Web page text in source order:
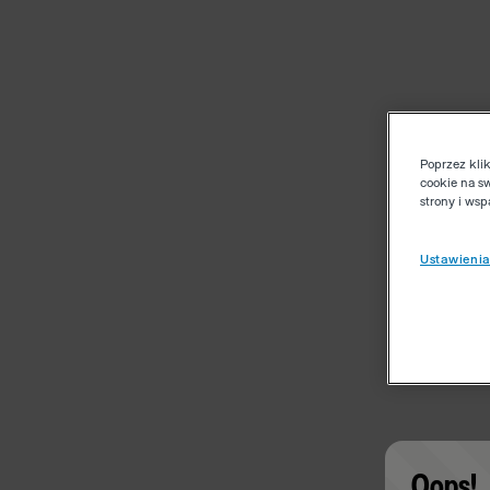
Poprzez
cookie na
strony i